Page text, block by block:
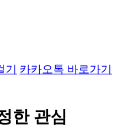
기
카카오톡 바로가기
한 관심